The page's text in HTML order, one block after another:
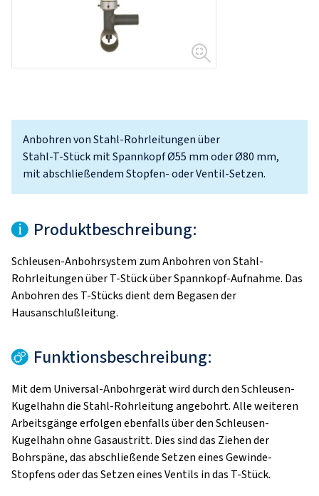
Anbohren von Stahl-Rohrleitungen über
Stahl-T-Stück mit Spannkopf Ø55 mm oder Ø80 mm,
mit abschließendem Stopfen- oder Ventil-Setzen.
Produktbeschreibung:
Schleusen-Anbohrsystem zum Anbohren von Stahl-
Rohrleitungen über T-Stück über Spannkopf-Aufnahme. Das
Anbohren des T-Stücks dient dem Begasen der
Hausanschlußleitung.
Funktionsbeschreibung:
Mit dem Universal-Anbohrgerät wird durch den Schleusen-
Kugelhahn die Stahl-Rohrleitung angebohrt. Alle weiteren
Arbeitsgänge erfolgen ebenfalls über den Schleusen-
Kugelhahn ohne Gasaustritt. Dies sind das Ziehen der
Bohrspäne, das abschließende Setzen eines Gewinde-
Stopfens oder das Setzen eines Ventils in das T-Stück.